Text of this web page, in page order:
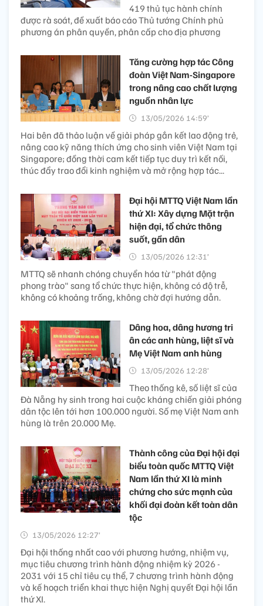
419 thủ tục hành chính
được rà soát, đề xuất báo cáo Thủ tướng Chính phủ
phương án phân quyền, phân cấp cho địa phương
Tăng cường hợp tác Công
đoàn Việt Nam-Singapore
trong nâng cao chất lượng
nguồn nhân lực
13/05/2026 14:59’
Hai bên đã thảo luận về giải pháp gắn kết lao động trẻ,
nâng cao kỹ năng thích ứng cho sinh viên Việt Nam tại
Singapore; đồng thời cam kết tiếp tục duy trì kết nối,
thúc đẩy trao đổi kinh nghiệm và mở rộng hợp tác...
Đại hội MTTQ Việt Nam lần
thứ XI: Xây dựng Mặt trận
hiện đại, tổ chức thông
suốt, gần dân
13/05/2026 12:31’
MTTQ sẽ nhanh chóng chuyển hóa từ "phát động
phong trào" sang tổ chức thực hiện, không có độ trễ,
không có khoảng trống, không chờ đợi hướng dẫn.
Dâng hoa, dâng hương tri
ân các anh hùng, liệt sĩ và
Mẹ Việt Nam anh hùng
13/05/2026 12:28’
Theo thống kê, số liệt sĩ của
Đà Nẵng hy sinh trong hai cuộc kháng chiến giải phóng
dân tộc lên tới hơn 100.000 người. Số mẹ Việt Nam anh
hùng là trên 20.000 Mẹ.
Thành công của Đại hội đại
biểu toàn quốc MTTQ Việt
Nam lần thứ XI là minh
chứng cho sức mạnh của
khối đại đoàn kết toàn dân
tộc
13/05/2026 12:27’
Đại hội thống nhất cao với phương hướng, nhiệm vụ,
mục tiêu chương trình hành động nhiệm kỳ 2026 -
2031 với 15 chỉ tiêu cụ thể, 7 chương trình hành động
và kế hoạch triển khai thực hiện Nghị quyết Đại hội lần
thứ XI.